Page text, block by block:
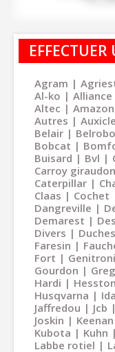
EFFECTUER
Agram
Al-ko
Alliance
Altec
Autres
Belair
Bobcat
Buisard
Bvl
Carroy giraudon
Caterpillar
Claas
Cochet
Dangreville
Demarest
Divers
Faresin
Fort
Gourdon
Hardi
Hesston
Husqvarna
Jaffredou
Jcb
Joskin
Keenan
Kubota
Kuhn
Labbe rotiel